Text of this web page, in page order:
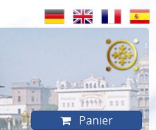
Panier